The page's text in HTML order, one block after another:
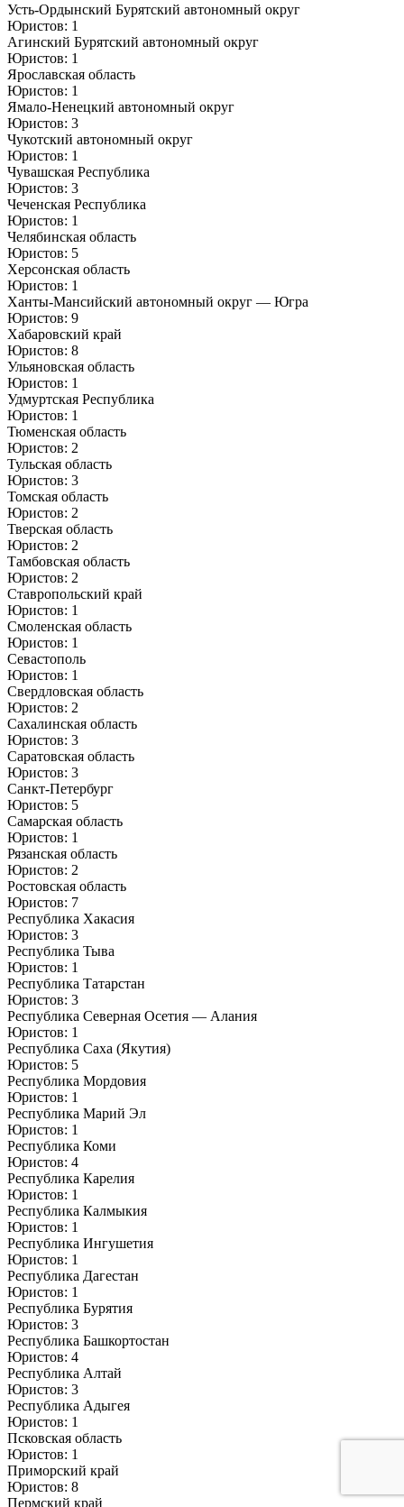
Усть-Ордынский Бурятский автономный округ
Юристов: 1
Агинский Бурятский автономный округ
Юристов: 1
Ярославская область
Юристов: 1
Ямало-Ненецкий автономный округ
Юристов: 3
Чукотский автономный округ
Юристов: 1
Чувашская Республика
Юристов: 3
Чеченская Республика
Юристов: 1
Челябинская область
Юристов: 5
Херсонская область
Юристов: 1
Ханты-Мансийский автономный округ — Югра
Юристов: 9
Хабаровский край
Юристов: 8
Ульяновская область
Юристов: 1
Удмуртская Республика
Юристов: 1
Тюменская область
Юристов: 2
Тульская область
Юристов: 3
Томская область
Юристов: 2
Тверская область
Юристов: 2
Тамбовская область
Юристов: 2
Ставропольский край
Юристов: 1
Смоленская область
Юристов: 1
Севастополь
Юристов: 1
Свердловская область
Юристов: 2
Сахалинская область
Юристов: 3
Саратовская область
Юристов: 3
Санкт-Петербург
Юристов: 5
Самарская область
Юристов: 1
Рязанская область
Юристов: 2
Ростовская область
Юристов: 7
Республика Хакасия
Юристов: 3
Республика Тыва
Юристов: 1
Республика Татарстан
Юристов: 3
Республика Северная Осетия — Алания
Юристов: 1
Республика Саха (Якутия)
Юристов: 5
Республика Мордовия
Юристов: 1
Республика Марий Эл
Юристов: 1
Республика Коми
Юристов: 4
Республика Карелия
Юристов: 1
Республика Калмыкия
Юристов: 1
Республика Ингушетия
Юристов: 1
Республика Дагестан
Юристов: 1
Республика Бурятия
Юристов: 3
Республика Башкортостан
Юристов: 4
Республика Алтай
Юристов: 3
Республика Адыгея
Юристов: 1
Псковская область
Юристов: 1
Приморский край
Юристов: 8
Пермский край